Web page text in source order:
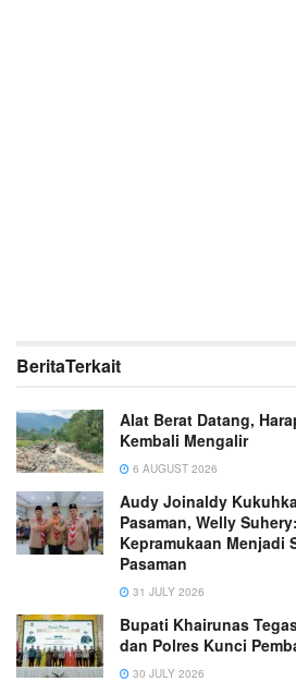
BeritaTerkait
Alat Berat Datang,
Kembali Mengalir
6 AUGUST 2026
Audy Joinaldy
Pasaman, Welly
Kepramukaan Menjadi
Pasaman
31 JULY 2026
Bupati Khairunas
dan Polres Kunci
30 JULY 2026